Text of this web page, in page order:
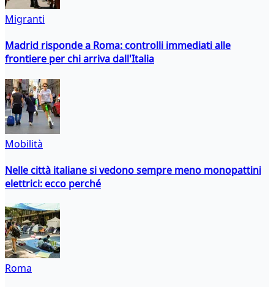
Migranti
Madrid risponde a Roma: controlli immediati alle
frontiere per chi arriva dall'Italia
Mobilità
Nelle città italiane si vedono sempre meno monopattini
elettrici: ecco perché
Roma